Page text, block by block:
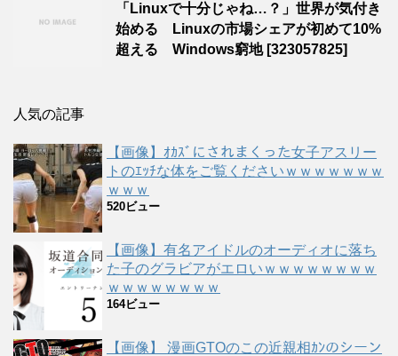
「Linuxで十分じゃね…？」世界が気付き
始める Linuxの市場シェアが初めて10%
超える Windows窮地 [323057825]
人気の記事
【画像】ｵｶｽﾞにされまくった女子アスリー
トのｴｯﾁな体をご覧くださいｗｗｗｗｗｗｗ
ｗｗｗ
520ビュー
【画像】有名アイドルのオーディオに落ち
た子のグラビアがエロいｗｗｗｗｗｗｗｗ
ｗｗｗｗｗｗｗｗ
164ビュー
【画像】 漫画GTOのこの近親相ｶﾝのシーン